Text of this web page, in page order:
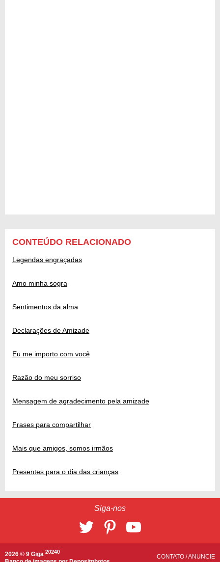
CONTEÚDO RELACIONADO
Legendas engraçadas
Amo minha sogra
Sentimentos da alma
Declarações de Amizade
Eu me importo com você
Razão do meu sorriso
Mensagem de agradecimento pela amizade
Frases para compartilhar
Mais que amigos, somos irmãos
Presentes para o dia das crianças
Siga-nos
2026 © 9 Giga 20240
CONTATO /ANUNCIE